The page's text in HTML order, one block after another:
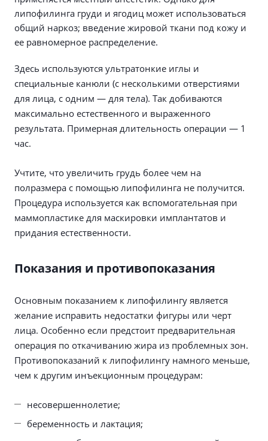
липофилинга груди и ягодиц может использоваться
общий наркоз; введение жировой ткани под кожу и
ее равномерное распределение.
Здесь используются ультратонкие иглы и
специальные канюли (с несколькими отверстиями
для лица, с одним — для тела). Так добиваются
максимально естественного и выраженного
результата. Примерная длительность операции — 1
час.
Учтите, что увеличить грудь более чем на
полразмера с помощью липофилинга не получится.
Процедура используется как вспомогательная при
маммопластике для маскировки имплантатов и
придания естественности.
Показания и противопоказания
Основным показанием к липофилингу является
желание исправить недостатки фигуры или черт
лица. Особенно если предстоит предварительная
операция по откачиванию жира из проблемных зон.
Противопоказаний к липофилингу намного меньше,
чем к другим инъекционным процедурам:
несовершеннолетие;
беременность и лактация;